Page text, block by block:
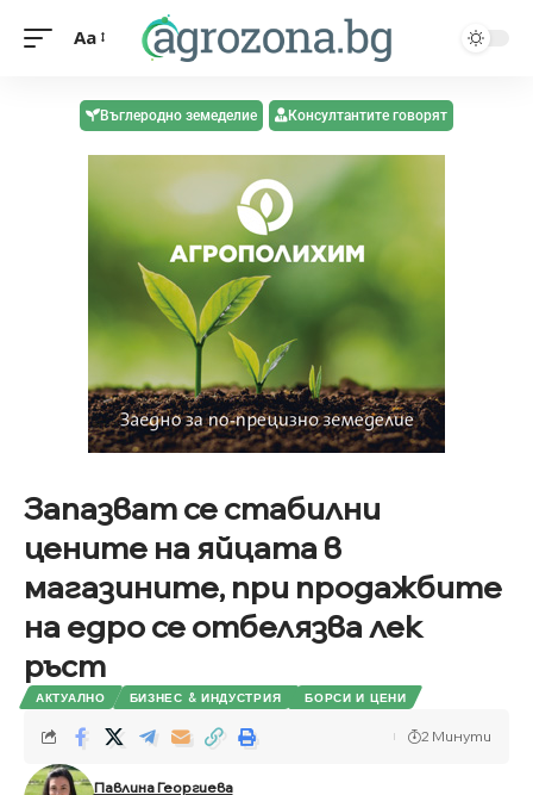
Aa
Въглеродно земеделие Консултантите говорят
Запазват се стабилни
цените на яйцата в
магазините, при продажбите
на едро се отбелязва лек
ръст
АКТУАЛНО БИЗНЕС & ИНДУСТРИЯ БОРСИ И ЦЕНИ
Павлина Георгиева
2 Минути